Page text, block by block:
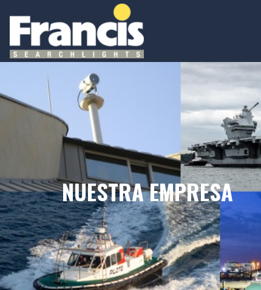
NUESTRA EMPRESA